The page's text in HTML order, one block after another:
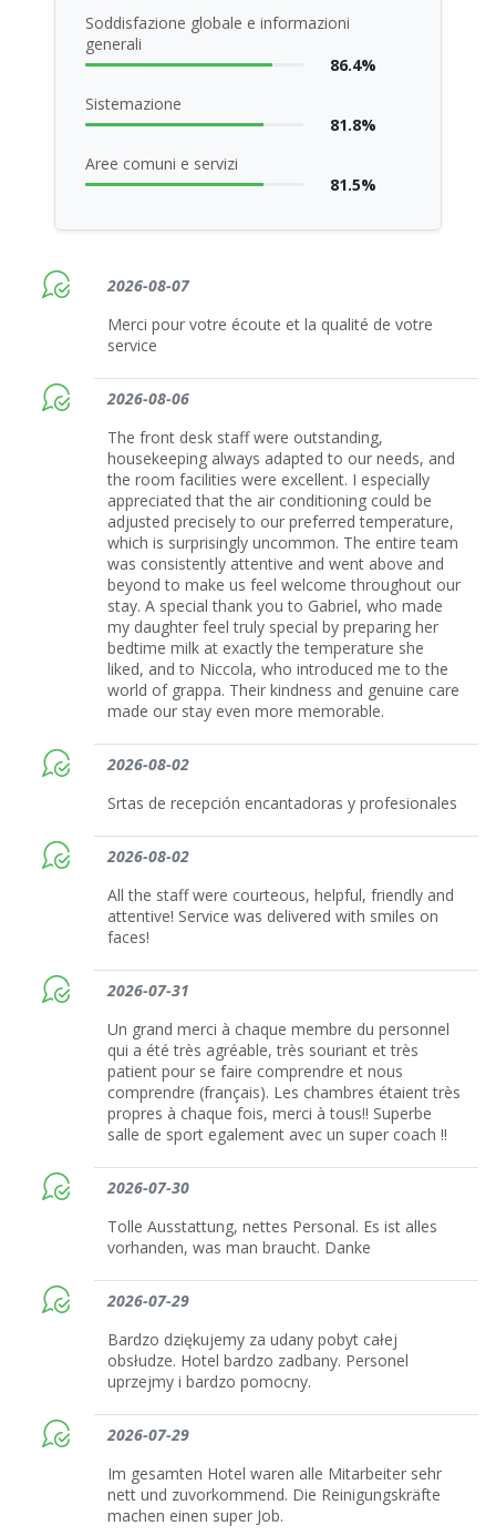
2026-08-07
Merci pour votre écoute et la qualité de votre
service
2026-08-06
The front desk staff were outstanding,
housekeeping always adapted to our needs, and
the room facilities were excellent. I especially
appreciated that the air conditioning could be
adjusted precisely to our preferred temperature,
which is surprisingly uncommon. The entire team
was consistently attentive and went above and
beyond to make us feel welcome throughout our
stay. A special thank you to Gabriel, who made
my daughter feel truly special by preparing her
bedtime milk at exactly the temperature she
liked, and to Niccola, who introduced me to the
world of grappa. Their kindness and genuine care
made our stay even more memorable.
2026-08-02
Srtas de recepción encantadoras y profesionales
2026-08-02
All the staff were courteous, helpful, friendly and
attentive! Service was delivered with smiles on
faces!
2026-07-31
Un grand merci à chaque membre du personnel
qui a été très agréable, très souriant et très
patient pour se faire comprendre et nous
comprendre (français). Les chambres étaient très
propres à chaque fois, merci à tous!! Superbe
salle de sport egalement avec un super coach !!
2026-07-30
Tolle Ausstattung, nettes Personal. Es ist alles
vorhanden, was man braucht. Danke
2026-07-29
Bardzo dziękujemy za udany pobyt całej
obsłudze. Hotel bardzo zadbany. Personel
uprzejmy i bardzo pomocny.
2026-07-29
Im gesamten Hotel waren alle Mitarbeiter sehr
nett und zuvorkommend. Die Reinigungskräfte
machen einen super Job.
Soddisfazione globale e informazioni
generali
86.4%
Sistemazione
81.8%
Aree comuni e servizi
81.5%